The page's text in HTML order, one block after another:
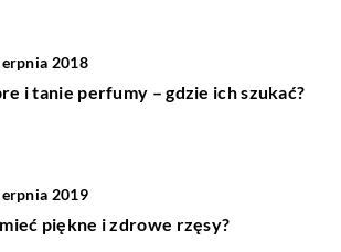
2018
i tanie perfumy – gdzie ich szukać?
2019
piękne i zdrowe rzęsy?